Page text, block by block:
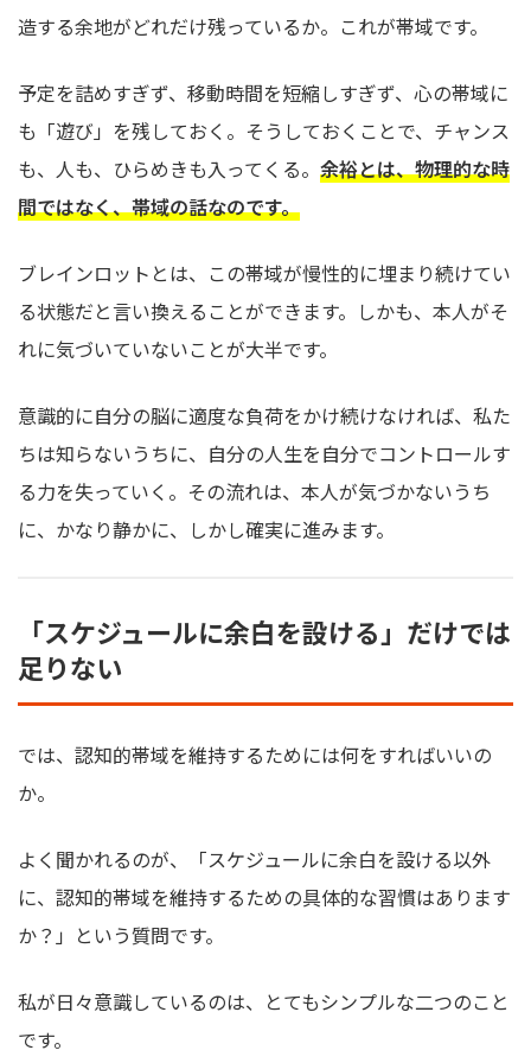
造する余地がどれだけ残っているか。これが帯域です。
予定を詰めすぎず、移動時間を短縮しすぎず、心の帯域に
も「遊び」を残しておく。そうしておくことで、チャンス
も、人も、ひらめきも入ってくる。 余裕とは、物理的な時
間ではなく、帯域の話なのです。
ブレインロットとは、この帯域が慢性的に埋まり続けてい
る状態だと言い換えることができます。しかも、本人がそ
れに気づいていないことが大半です。
意識的に自分の脳に適度な負荷をかけ続けなければ、私た
ちは知らないうちに、自分の人生を自分でコントロールす
る力を失っていく。その流れは、本人が気づかないうち
に、かなり静かに、しかし確実に進みます。
「スケジュールに余白を設ける」だけでは
足りない
では、認知的帯域を維持するためには何をすればいいの
か。
よく聞かれるのが、「スケジュールに余白を設ける以外
に、認知的帯域を維持するための具体的な習慣はあります
か？」という質問です。
私が日々意識しているのは、とてもシンプルな二つのこと
です。